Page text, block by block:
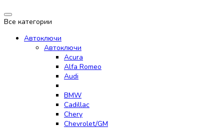
Все категории
Автоключи
Автоключи
Acura
Alfa Romeo
Audi
BMW
Cadillac
Chery
Chevrolet/GM